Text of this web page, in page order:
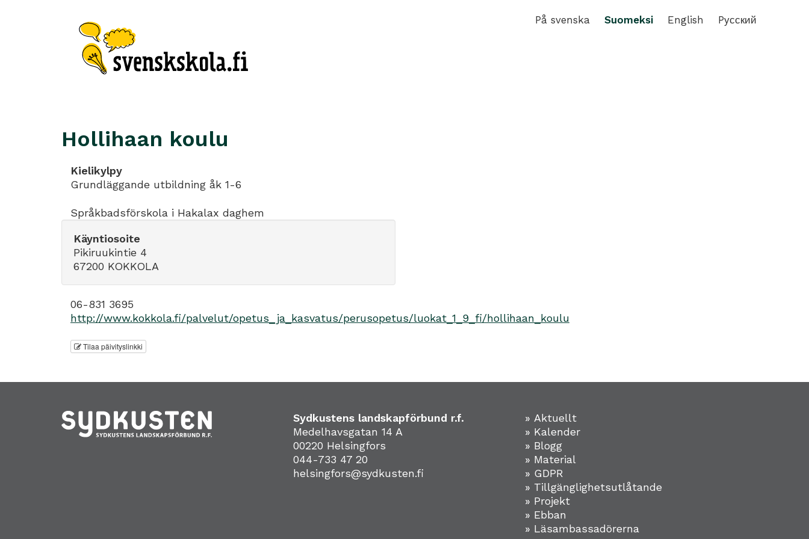
På svenska Suomeksi English Pусский
Hollihaan koulu
Kielikylpy
Grundläggande utbildning åk 1-6
Språkbadsförskola i Hakalax daghem
Käyntiosoite
Pikiruukintie 4
67200 KOKKOLA
06-831 3695
http://www.kokkola.fi/palvelut/opetus_ja_kasvatus/perusopetus/luokat_1_9_fi/hollihaan_koulu
Tilaa päivityslinkki
Sydkustens landskapförbund r.f.
Medelhavsgatan 14 A
00220 Helsingfors
044-733 47 20
helsingfors@sydkusten.fi
» Aktuellt
» Kalender
» Blogg
» Material
» GDPR
» Tillgänglighetsutlåtande
» Projekt
» Ebban
» Läsambassadörerna